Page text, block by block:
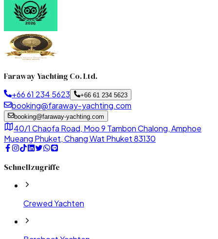
Faraway Yachting Co. Ltd.
+66 61 234 5623 +66 61 234 5623
booking@faraway-yachting.com
booking@faraway-yachting.com
40/1 Chaofa Road, Moo 9 Tambon Chalong, Amphoe
Mueang Phuket, Chang Wat Phuket 83130
Schnellzugriffe
Crewed Yachten